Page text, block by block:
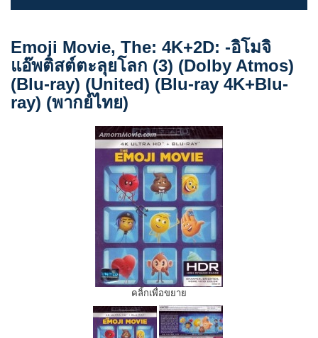
Emoji Movie, The: 4K+2D: -อิโมจิ
แอ๊พติสต์ตะลุยโลก (3) (Dolby Atmos)
(Blu-ray) (United) (Blu-ray 4K+Blu-
ray) (พากย์ไทย)
คลิ้กเพื่อขยาย